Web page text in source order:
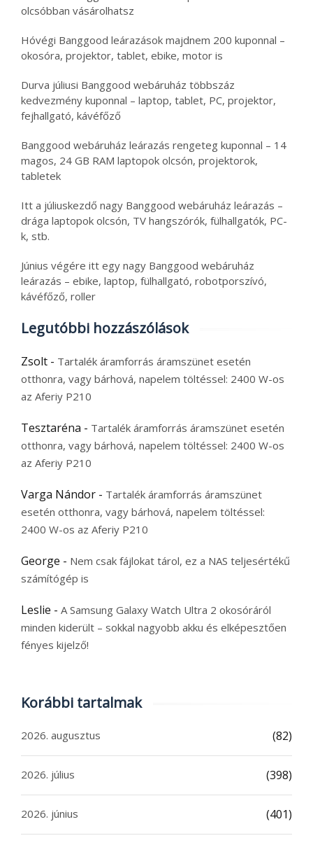
olcsóbban vásárolhatsz
Hóvégi Banggood leárazások majdnem 200 kuponnal –
okosóra, projektor, tablet, ebike, motor is
Durva júliusi Banggood webáruház többszáz
kedvezmény kuponnal – laptop, tablet, PC, projektor,
fejhallgató, kávéfőző
Banggood webáruház leárazás rengeteg kuponnal – 14
magos, 24 GB RAM laptopok olcsón, projektorok,
tabletek
Itt a júliuskezdő nagy Banggood webáruház leárazás –
drága laptopok olcsón, TV hangszórók, fülhallgatók, PC-
k, stb.
Június végére itt egy nagy Banggood webáruház
leárazás – ebike, laptop, fülhallgató, robotporszívó,
kávéfőző, roller
Legutóbbi hozzászólások
Zsolt - Tartalék áramforrás áramszünet esetén
otthonra, vagy bárhová, napelem töltéssel: 2400 W-os
az Aferiy P210
Tesztaréna - Tartalék áramforrás áramszünet esetén
otthonra, vagy bárhová, napelem töltéssel: 2400 W-os
az Aferiy P210
Varga Nándor - Tartalék áramforrás áramszünet
esetén otthonra, vagy bárhová, napelem töltéssel:
2400 W-os az Aferiy P210
George - Nem csak fájlokat tárol, ez a NAS teljesértékű
számítógép is
Leslie - A Samsung Galaxy Watch Ultra 2 okosóráról
minden kiderült – sokkal nagyobb akku és elképesztően
fényes kijelző!
Korábbi tartalmak
2026. augusztus (82)
2026. július (398)
2026. június (401)